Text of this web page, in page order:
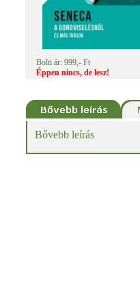
Bolti ár: 999,- Ft
Éppen nincs, de lesz!
Bővebb leírás